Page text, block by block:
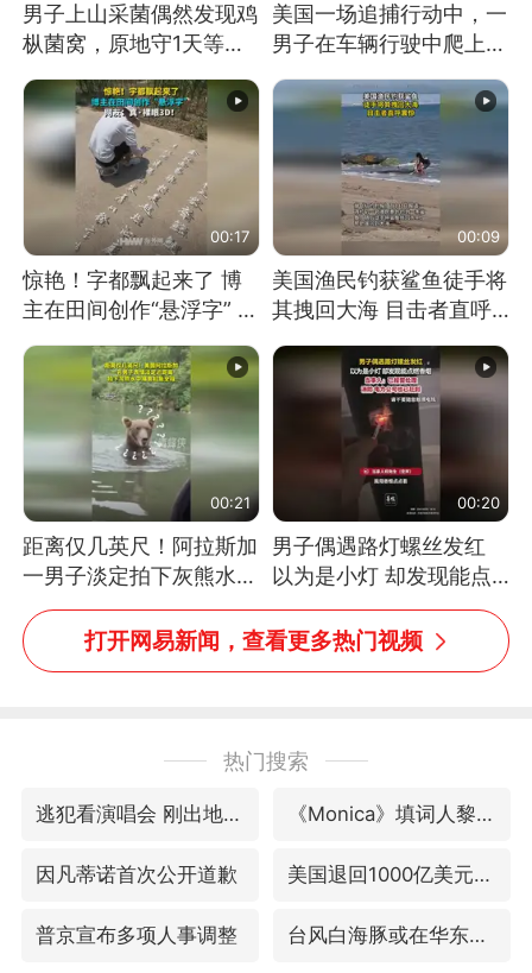
男子上山采菌偶然发现鸡
枞菌窝，原地守1天等它
美国一场追捕行动中，一
男子在车辆行驶中爬上车
00:17
惊艳！字都飘起来了 博
主在田间创作“悬浮字” 网
00:09
美国渔民钓获鲨鱼徒手将
其拽回大海 目击者直呼
消息）
00:21
距离仅几英尺！阿拉斯加
一男子淡定拍下灰熊水中
捕食鲑鱼全程
00:20
男子偶遇路灯螺丝发红
以为是小灯 却发现能点
燃香烟 当事人：已报警
处理
打开网易新闻，查看更多热门视频
热门搜索
逃犯看演唱会 刚出地铁就被逮住 《Monica》填词人黎彼得去世
因凡蒂诺首次公开道歉 美国退回1000亿美元关税
普京宣布多项人事调整 台风白海豚或在华东沿海登陆